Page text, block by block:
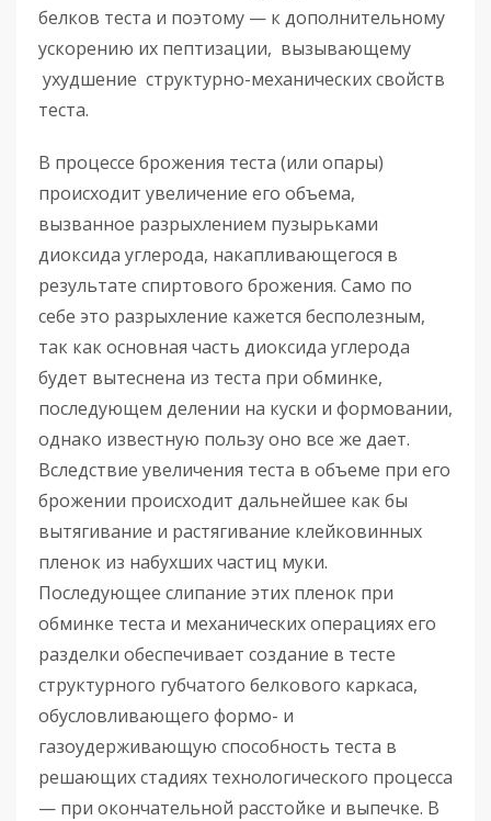
белков теста и поэтому — к дополнительному
ускорению их пептизации, вызывающему
ухудшение структурно-механических свойств
теста.
В процессе брожения теста (или опары)
происходит увеличение его объема,
вызванное разрыхлением пузырьками
диоксида углерода, накапливающегося в
результате спиртового брожения. Само по
себе это разрыхление кажется бесполезным,
так как основная часть диоксида углерода
будет вытеснена из теста при обминке,
последующем делении на куски и формовании,
однако известную пользу оно все же дает.
Вследствие увеличения теста в объеме при его
брожении происходит дальнейшее как бы
вытягивание и растягивание клейковинных
пленок из набухших частиц муки.
Последующее слипание этих пленок при
обминке теста и механических операциях его
разделки обеспечивает создание в тесте
структурного губчатого белкового каркаса,
обусловливающего формо- и
газоудерживающую способность теста в
решающих стадиях технологического процесса
— при окончательной расстойке и выпечке. В